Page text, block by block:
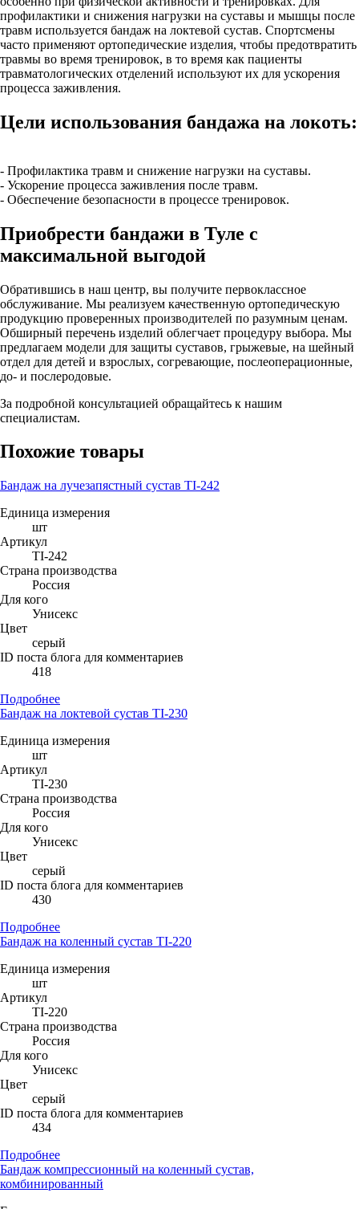
профилактики и снижения нагрузки на суставы и мышцы после
травм используется бандаж на локтевой сустав. Спортсмены
часто применяют ортопедические изделия, чтобы предотвратить
травмы во время тренировок, в то время как пациенты
травматологических отделений используют их для ускорения
процесса заживления.
Цели использования бандажа на локоть:
- Профилактика травм и снижение нагрузки на суставы.
- Ускорение процесса заживления после травм.
- Обеспечение безопасности в процессе тренировок.
Приобрести бандажи в Туле с
максимальной выгодой
Обратившись в наш центр, вы получите первоклассное
обслуживание. Мы реализуем качественную ортопедическую
продукцию проверенных производителей по разумным ценам.
Обширный перечень изделий облегчает процедуру выбора. Мы
предлагаем модели для защиты суставов, грыжевые, на шейный
отдел для детей и взрослых, согревающие, послеоперационные,
до- и послеродовые.
За подробной консультацией обращайтесь к нашим
специалистам.
Похожие товары
Бандаж на лучезапястный сустав TI-242
Единица измерения
шт
Артикул
TI-242
Страна производства
Россия
Для кого
Унисекс
Цвет
серый
ID поста блога для комментариев
418
Подробнее
Бандаж на локтевой сустав TI-230
Единица измерения
шт
Артикул
TI-230
Страна производства
Россия
Для кого
Унисекс
Цвет
серый
ID поста блога для комментариев
430
Подробнее
Бандаж на коленный сустав TI-220
Единица измерения
шт
Артикул
TI-220
Страна производства
Россия
Для кого
Унисекс
Цвет
серый
ID поста блога для комментариев
434
Подробнее
Бандаж компрессионный на коленный сустав,
комбинированный